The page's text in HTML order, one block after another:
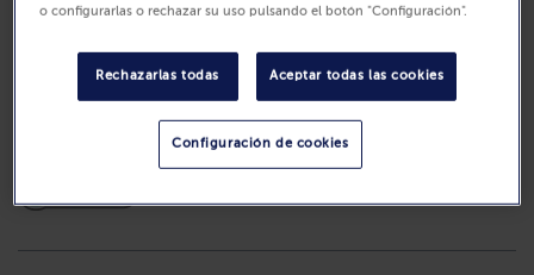
o configurarlas o rechazar su uso pulsando el botón "Configuración".
Rechazarlas todas Aceptar todas las cookies
Configuración de cookies